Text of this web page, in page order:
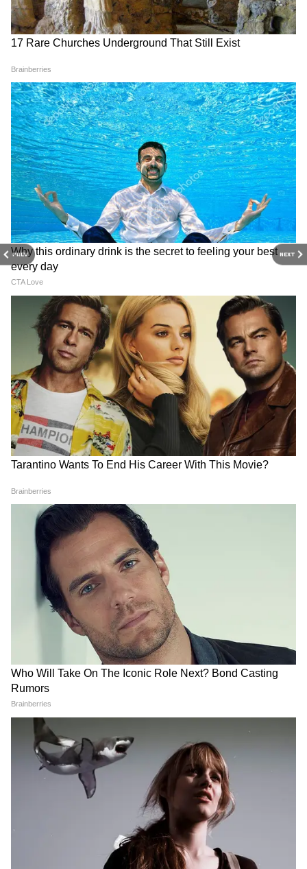
PREV NEXT
तरीके से, सिर्फ Asianet News Hindi पर।
RECOMMENDED STORIES
Houthi Attack: यमन के हूतियों
का सऊदी अरामको पर फिर हमला,
ड्रोन से रिफाइनरी को बनाया निशाना
ज़हर या साज़िश? रेस्टोरेंट में खाना
और मस्जिद के गेट पर मौत:
इस्लामाबाद में लश्कर कमांडर का
खेल खत्म
Malappuram Explosives
Seizure: लॉरी में आखिर कहां ले
जाए जा रहे थे हजारों विस्फोटक?
NIA की गिरफ्तारी ने बढ़ाया सस्पेंस
Typhoon Dolphin: चीन में
'डॉल्फिन' तूफान की आहट, स्कूल बंद,
फ्लाइटें रद्द, लेवल-3 इमरजेंसी लागू
LATEST VIDEOS
Mamata Banerjee पर हमला? जोड़ लिए
हाथ और चीख-चीखकर सुनाई आपबीती
IIT Delhi में PM Modi के कार्यक्रम पर भड़क
गए Owaisi, 'सिर झुकाने' पर उठाए सवाल